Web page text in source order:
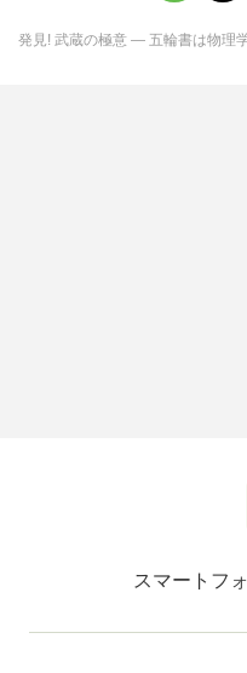
発見! 武蔵の極意 ― 五輪書は物理
スマートフ